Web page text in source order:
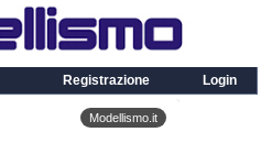
Registrazione Login